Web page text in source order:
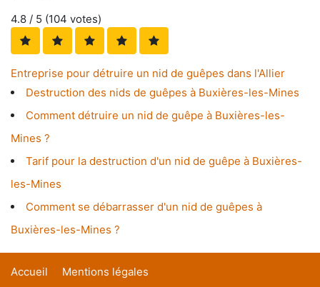
4.8 / 5 (104 votes)
Entreprise pour détruire un nid de guêpes dans l'Allier
Destruction des nids de guêpes à Buxières-les-Mines
Comment détruire un nid de guêpe à Buxières-les-
Mines ?
Tarif pour la destruction d'un nid de guêpe à Buxières-
les-Mines
Comment se débarrasser d'un nid de guêpes à
Buxières-les-Mines ?
Accueil Mentions légales